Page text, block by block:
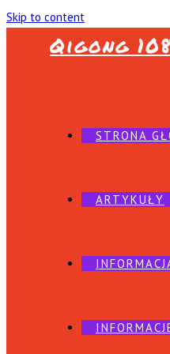
Skip to content
Qigong
STRONA
ARTYKUŁY